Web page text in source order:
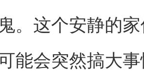
。这个安静的
能会突然搞大